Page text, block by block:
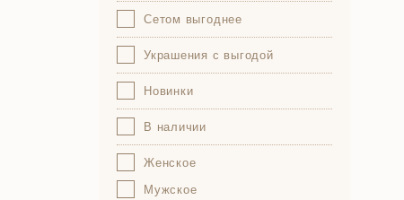
Сетом выгоднее
Украшения с выгодой
Новинки
В наличии
Женское
Мужское